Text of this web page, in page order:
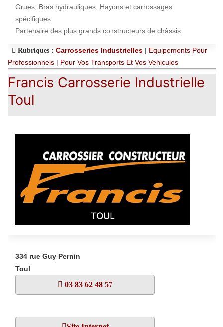
Grues, Bras hydrauliques, Hayons et carrossages
spécifiques
Partenaire des plus grands constructeurs de châssis
Rubriques : Carrosseries Industrielles | Equipements Pour
Professionnels | Pour Vos Transports Et Vos Vehicules
Francis Carrosserie Industrielle
Toul
334 rue Guy Pernin
Toul
03 83 62 48 57